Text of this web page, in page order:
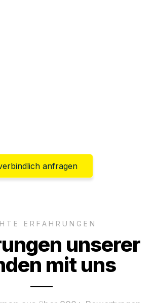
anfragen
ERFAHRUNGEN
unserer
mit uns